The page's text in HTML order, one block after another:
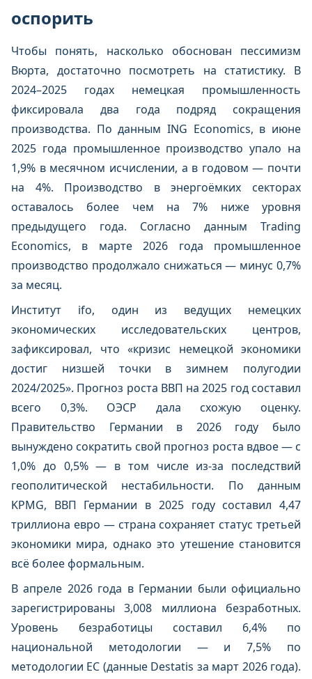
оспорить
Чтобы понять, насколько обоснован пессимизм
Вюрта, достаточно посмотреть на статистику. В
2024–2025 годах немецкая промышленность
фиксировала два года подряд сокращения
производства. По данным ING Economics, в июне
2025 года промышленное производство упало на
1,9% в месячном исчислении, а в годовом — почти
на 4%. Производство в энергоёмких секторах
оставалось более чем на 7% ниже уровня
предыдущего года. Согласно данным Trading
Economics, в марте 2026 года промышленное
производство продолжало снижаться — минус 0,7%
за месяц.
Институт ifo, один из ведущих немецких
экономических исследовательских центров,
зафиксировал, что «кризис немецкой экономики
достиг низшей точки в зимнем полугодии
2024/2025». Прогноз роста ВВП на 2025 год составил
всего 0,3%. ОЭСР дала схожую оценку.
Правительство Германии в 2026 году было
вынуждено сократить свой прогноз роста вдвое — с
1,0% до 0,5% — в том числе из-за последствий
геополитической нестабильности. По данным
KPMG, ВВП Германии в 2025 году составил 4,47
триллиона евро — страна сохраняет статус третьей
экономики мира, однако это утешение становится
всё более формальным.
В апреле 2026 года в Германии были официально
зарегистрированы 3,008 миллиона безработных.
Уровень безработицы составил 6,4% по
национальной методологии — и 7,5% по
методологии ЕС (данные Destatis за март 2026 года).